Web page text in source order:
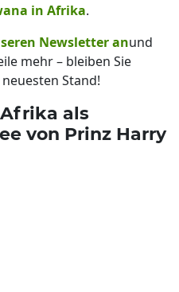
in Afrika.
Newsletter anund
mehr – bleiben Sie
Stand!
als
von Prinz Harry